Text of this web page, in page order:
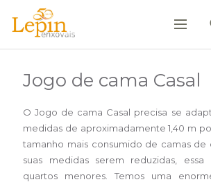
Jogo de cama Casal
O Jogo de cama Casal precisa se
medidas de aproximadamente 1,40 m
tamanho mais consumido de camas de
suas medidas serem reduzidas,
quartos menores. Temos uma